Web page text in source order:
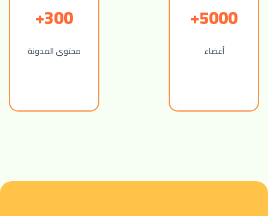
5000+
أعضاء
300+
محتوى المدونة